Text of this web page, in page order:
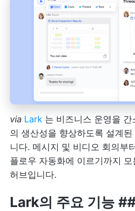
via Lark 는 비즈니스 운영을
의 생산성을 향상하도록 설계
니다. 메시지 및 비디오 회의부
플로우 자동화에 이르기까지
허브입니다.
Lark의 주요 기능